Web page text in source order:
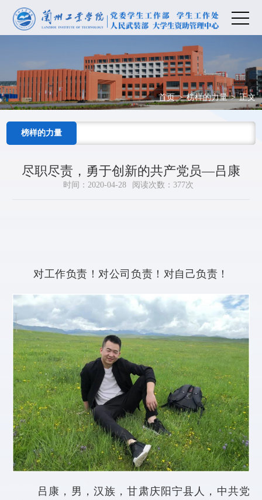
首页 > 榜样的力量 > 正文
榜样的力量
尽职尽责，勇于创新的共产党员—吕康
时间：2020-04-28 阅读次数： 377次
对工作负责！对公司负责！对自己负责！
吕康，男，汉族，甘肃庆阳宁县人，中共党